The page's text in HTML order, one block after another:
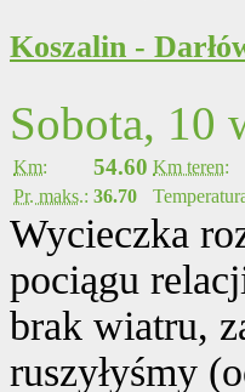
Koszalin -
Sobota, 10
Km: 54.60 Km teren:
Pr. maks.: 36.70
Wycieczka
pociągu
brak wiatru,
ruszyłyśmy